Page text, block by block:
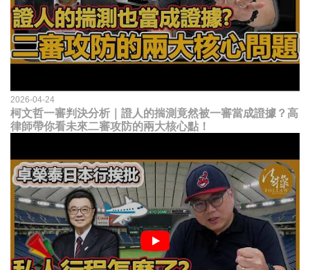
2026-04-24
柯文哲一審判決分析｜證人的揣測竟然被一審當成證據？高
律師帶你看未來二審攻防的兩大核心點！